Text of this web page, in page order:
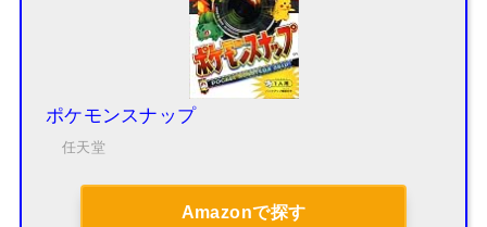
ポケモンスナップ
任天堂
Amazonで探す